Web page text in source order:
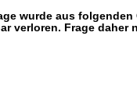
wurde aus
verloren. Frage daher